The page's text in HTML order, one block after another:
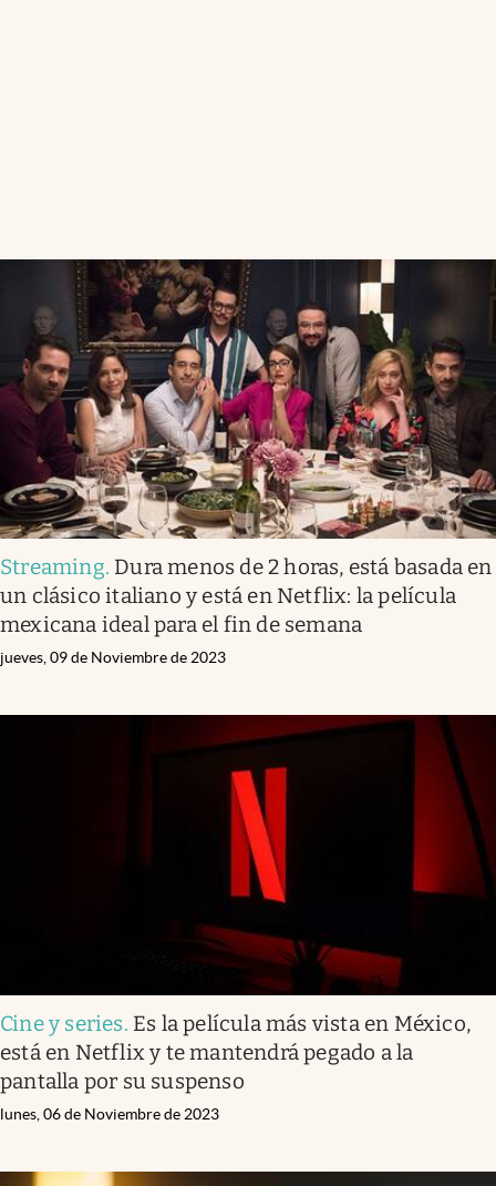
Streaming. Dura menos de 2 horas, está basada en
un clásico italiano y está en Netflix: la película
mexicana ideal para el fin de semana
jueves, 09 de Noviembre de 2023
Cine y series. Es la película más vista en México,
está en Netflix y te mantendrá pegado a la
pantalla por su suspenso
lunes, 06 de Noviembre de 2023